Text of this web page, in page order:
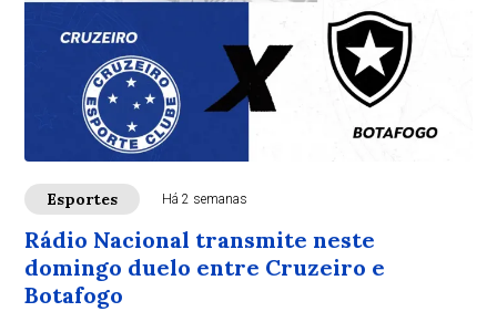
Esportes Há 2 semanas
Rádio Nacional transmite neste
domingo duelo entre Cruzeiro e
Botafogo